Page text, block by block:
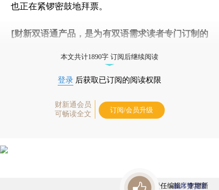
也正在紧锣密鼓地拜票。
[财新双语通产品，是为有双语需求读者专门订制的
本文共计1890字 订阅后继续阅读
登录 后获取已订阅的阅读权限
财新通会员
可畅读全文
订阅/会员升级
责任编辑：李增新
首席赞赏官